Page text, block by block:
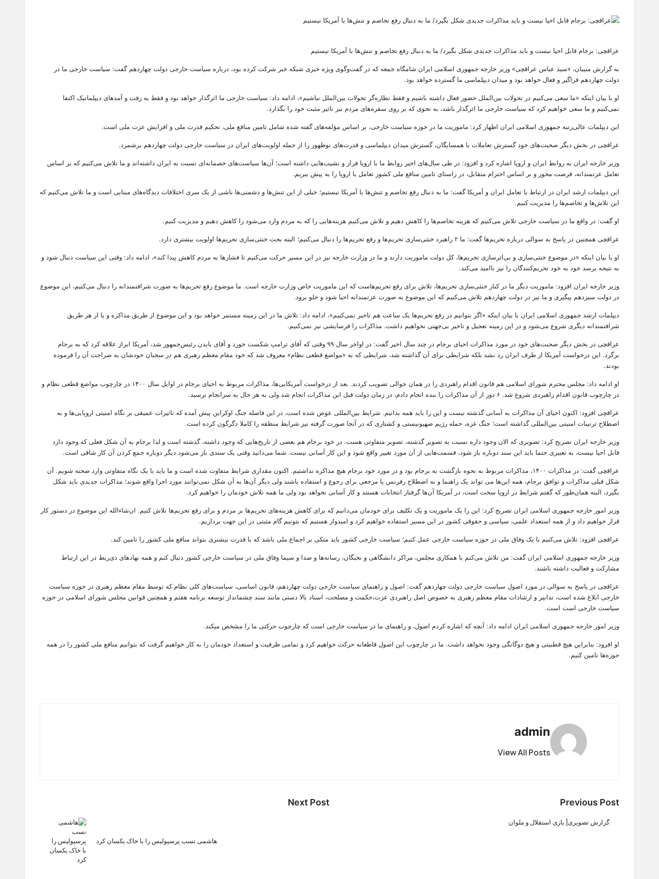
عراقچی: برجام قابل احیا نیست و باید مذاکرات جدیدی شکل بگیرد/ ما به دنبال رفع تخاصم و تنش‌ها با آمریکا نیستیم
به گزارش منیبان، «سید عباس عراقچی» وزیر خارجه جمهوری اسلامی ایران شامگاه جمعه که در گفت‌وگوی ویژه خبری شبکه خبر شرکت کرده بود، درباره سیاست خارجی دولت چهاردهم گفت: سیاست خارجی ما در
دولت چهاردهم فراگیر و فعال خواهد بود و میدان دیپلماسی ما گسترده خواهد بود.
او با بیان اینکه «ما سعی می‌کنیم در تحولات بین‌الملل حضور فعال داشته باشیم و فقط نظاره‌گر تحولات بین‌الملل نباشیم»، ادامه داد: سیاست خارجی ما اثرگذار خواهد بود و فقط به رفت و آمدهای دیپلماتیک اکتفا
نمی‌کنیم و ما سعی خواهیم کرد که سیاست خارجی ما اثرگذار باشد، به نحوی که بر روی سفره‌های مردم نیز تاثیر مثبت خود را بگذارد.
این دیپلمات عالی‌رتبه جمهوری اسلامی ایران اظهار کرد: ماموریت ما در حوزه سیاست خارجی، بر اساس مؤلفه‌های گفته شده شامل تامین منافع ملی، تحکیم قدرت ملی و افزایش عزت ملی است.
عراقچی در بخش دیگر صحبت‌های خود گسترش تعاملات با همسایگان، گسترش میدان دیپلماسی و قدرت‌های نوظهور را از جمله اولویت‌های ایران در سیاست خارجی دولت چهاردهم برشمرد.
وزیر خارجه ایران به روابط ایران و اروپا اشاره کرد و افزود: در طی سال‌های اخیر روابط ما با اروپا فراز و نشیب‌هایی داشته است؛ آن‌ها سیاست‌های خصمانه‌ای نسبت به ایران داشته‌اند و ما تلاش می‌کنیم که بر اساس
تعامل عزتمندانه، فرصت محور و بر اساس احترام متقابل، در راستای تامین منافع ملی کشور تعامل با اروپا را به پیش ببریم.
این دیپلمات ارشد ایران در ارتباط با تعامل ایران و آمریکا گفت: ما به دنبال رفع تخاصم و تنش‌ها با آمریکا نیستیم؛ خیلی از این تنش‌ها و دشمنی‌ها ناشی از یک سری اختلافات دیدگاه‌های مبنایی است و ما تلاش می‌کنیم که
این تلاش‌ها و تخاصم‌ها را مدیریت کنیم.
او گفت: در واقع ما در سیاست خارجی تلاش می‌کنیم که هزینه تخاصم‌ها را کاهش دهیم و تلاش می‌کنیم هزینه‌هایی را که به مردم وارد می‌شود را کاهش دهیم و مدیریت کنیم.
عراقچی همچنین در پاسخ به سوالی درباره تحریم‌ها گفت: ما ۲ راهبرد خنثی‌سازی تحریم‌ها و رفع تحریم‌ها را دنبال می‌کنیم؛ البته بحث خنثی‌سازی تحریم‌ها اولویت بیشتری دارد.
او با بیان اینکه «در موضوع خنثی‌سازی و بی‌اثرسازی تحریم‌ها، کل دولت ماموریت دارند و ما در وزارت خارجه نیز در این مسیر حرکت می‌کنیم تا فشارها به مردم کاهش پیدا کند»، ادامه داد: وقتی این سیاست دنبال شود و
به نتیجه برسد خود به خود تحریم‌کنندگان را نیز ناامید می‌کند.
وزیر خارجه ایران افزود: ماموریت دیگر ما در کنار خنثی‌سازی تحریم‌ها، تلاش برای رفع تحریم‌هاست که این ماموریت خاص وزارت خارجه است. ما موضوع رفع تحریم‌ها به صورت شرافتمندانه را دنبال می‌کنیم، این موضوع
در دولت سیزدهم پیگیری و ما نیز در دولت چهاردهم تلاش می‌کنیم که این موضوع به صورت عزتمندانه احیا شود و جلو برود.
دیپلمات ارشد جمهوری اسلامی ایران با بیان اینکه «اگر بتوانیم در رفع تحریم‌ها یک ساعت هم تاخیر نمی‌کنیم»، ادامه داد: تلاش ما در این زمینه مستمر خواهد بود و این موضوع از طریق مذاکره و یا از هر طریق
شرافتمندانه دیگری شروع می‌شود و در این زمینه تعجیل و تاخیر بی‌جهتی نخواهیم داشت. مذاکرات را فرسایشی نیز نمی‌کنیم.
عراقچی در بخش دیگر صحبت‌های خود در مورد مذاکرات احیای برجام در چند سال اخیر گفت: در اواخر سال ۹۹ وقتی که آقای ترامپ شکست خورد و آقای بایدن رئیس‌جمهور شد، آمریکا ابراز علاقه کرد که به برجام
برگرد. این درخواست آمریکا از طرف ایران رد نشد بلکه شرایطی برای آن گذاشته شد، شرایطی که به «مواضع قطعی نظام» معروف شد که خود مقام معظم رهبری هم در سخنان خودشان به صراحت آن را فرموده
بودند.
او ادامه‌ داد: مجلس محترم شورای اسلامی هم قانون اقدام راهبردی را در همان حوالی تصویب کردند. بعد از درخواست آمریکایی‌ها، مذاکرات مربوط به احیای برجام در اوایل سال ۱۴۰۰ در چارچوب مواضع قطعی نظام و
در چارچوب قانون اقدام راهبردی شروع شد. ۶ دور از آن مذاکرات را بنده انجام دادم، در زمان دولت قبل این مذاکرات انجام شد ولی به هر حال به سرانجام نرسید.
عراقچی افزود: اکنون احیای آن مذاکرات به آسانی گذشته نیست و این را باید همه بدانیم. شرایط بین‌المللی عوض شده است، در این فاصله جنگ اوکراین پیش آمده که تاثیرات عمیقی بر نگاه امنیتی اروپایی‌ها و به
اصطلاح ترتیبات امنیتی بین‌المللی گذاشته است؛ جنگ غزه، حمله رژیم صهیونیستی و کشتاری که در آنجا صورت گرفته نیز شرایط منطقه را کاملا دگرگون کرده است.
وزیر خارجه ایران تصریح کرد: تصویری که الان وجود داره نسبت به تصویر گذشته، تصویر متفاوتی هست. در خود برجام هم بعضی از تاریخ‌هایی که وجود داشته، گذشته است و لذا برجام به آن شکل فعلی که وجود دارد
قابل احیا نیست، به تعبیری حتما باید این سند دوباره باز شود، قسمت‌هایی از آن مورد تغییر واقع شود و این کار آسانی نیست. شما می‌دانید وقتی یک سندی باز می‌شود دیگر دوباره جمع کردن آن کار شاقی است.
عراقچی گفت: در مذاکرات ۱۴۰۰، مذاکرات مربوط به نحوه بازگشت به برجام بود و در مورد خود برجام هیچ مذاکره نداشتیم. اکنون مقداری شرایط متفاوت شده است و ما باید با یک نگاه متفاوتی وارد صحنه شویم. آن
شکل قبلی مذاکرات و توافق برجام، همه این‌ها می تواند یک راهنما و به اصطلاح رفرنس یا مرجعی برای رجوع و استفاده باشند ولی دیگر آن‌ها به آن شکل نمی‌توانند مورد اجرا واقع شوند؛ مذاکرات جدیدی باید شکل
بگیرد، البته همان‌طور که گفتم شرایط در اروپا سخت است، در آمریکا آن‌ها گرفتار انتخابات هستند و کار آسانی نخواهد بود ولی ما همه تلاش خودمان را خواهیم کرد.
وزیر امور خارجه جمهوری اسلامی ایران تصریح کرد: این را یک ماموریت و یک تکلیف برای خودمان می‌دانیم که برای کاهش هزینه‌های تحریم‌ها بر مردم و برای رفع تحریم‌ها تلاش کنیم. ان‌شاءالله این موضوع در دستور کار
قرار خواهیم داد و از همه استعداد علمی، سیاسی و حقوقی کشور در این مسیر استفاده خواهیم کرد و امیدوار هستیم که بتونیم گام مثبتی در این جهت برداریم.
عراقچی افزود: تلاش می‌کنیم با یک وفاق ملی در حوزه سیاست خارجی عمل کنیم؛ سیاست خارجی کشور باید متکی بر اجماع ملی باشد که با قدرت بیشتری بتواند منافع ملی کشور را تامین کند.
وزیر خارجه جمهوری اسلامی ایران گفت: من تلاش می‌کنم با همکاری مجلس، مراکز دانشگاهی و نخبگان، رسانه‌ها و صدا و سیما وفاق ملی در سیاست خارجی کشور دنبال کنم و همه نهادهای ذی‌ربط در این ارتباط
مشارکت و فعالیت داشته باشند.
عراقچی در پاسخ به سوالی در مورد اصول سیاست خارجی دولت چهاردهم گفت: اصول و راهنمای سیاست خارجی دولت چهاردهم، قانون اساسی، سیاست‌های کلی نظام که توسط مقام معظم رهبری در حوزه سیاست
خارجی ابلاغ شده است، تدابیر و ارشادات مقام معظم رهبری به خصوص اصل راهبردی عزت،حکمت و مصلحت، اسناد بالا دستی مانند سند چشمانداز توسعه برنامه هفتم و همچنین قوانین مجلس شورای اسلامی در حوزه
سیاست خارجی است است.
وزیر امور خارجه جمهوری اسلامی ایران ادامه داد: آنچه که اشاره کردم اصول، و راهنمای ما در سیاست خارجی است که چارچوب حرکتی ما را مشخص میکند.
او افزود: بنابراین هیچ قطبیتی و هیچ دوگانگی وجود نخواهد داشت. ما در چارچوب این اصول قاطعانه حرکت خواهیم کرد و تمامی ظرفیت و استعداد خودمان را به کار خواهیم گرفت که بتوانیم منافع ملی کشور را در همه
حوزه‌ها تامین کنیم.
admin
View All Posts
Post
navigation
Previous Post
گزارش تصویری| بازی استقلال و ملوان
Next Post
هاشمی نسب پرسپولیس را با خاک یکسان کرد